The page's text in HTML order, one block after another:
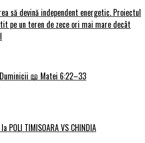
să devină independent energetic. Proiectul
pe un teren de zece ori mai mare decât
📖 Matei 6:22–33
POLI TIMISOARA VS CHINDIA